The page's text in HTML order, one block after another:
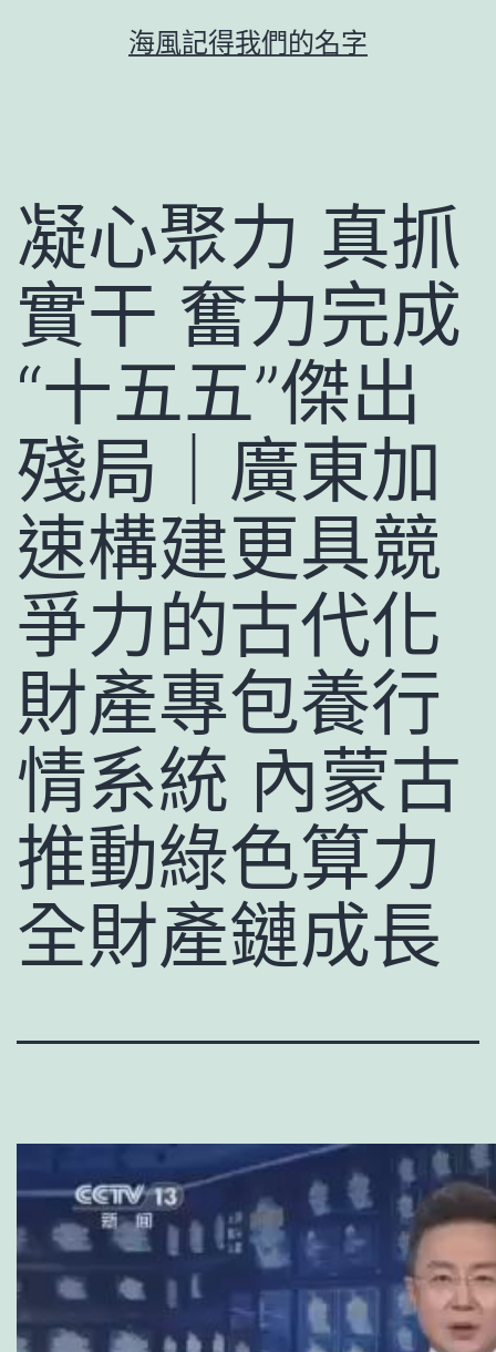
容
海風記得我們的名字
凝心聚力 真抓
實干 奮力完成
“十五五”傑出
殘局｜廣東加
速構建更具競
爭力的古代化
財產專包養行
情系統 內蒙古
推動綠色算力
全財產鏈成長